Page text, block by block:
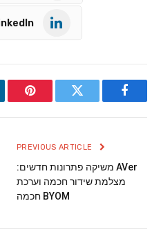
Facebook
Twitter
AVer משיקה פתרונות חדשים:
מצלמת שידור חכמה וערכת
BYOM חכמה